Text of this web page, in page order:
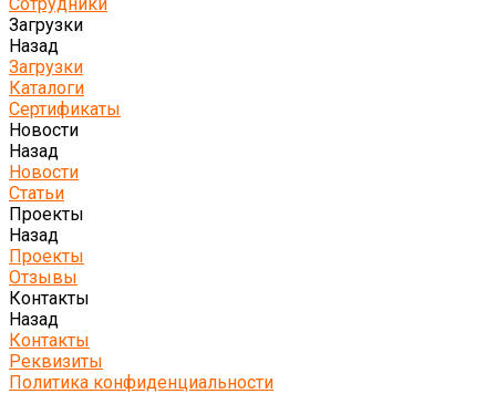
Загрузки
Назад
Загрузки
Каталоги
Сертификаты
Новости
Назад
Новости
Статьи
Проекты
Назад
Проекты
Отзывы
Контакты
Назад
Контакты
Реквизиты
Политика конфиденциальности